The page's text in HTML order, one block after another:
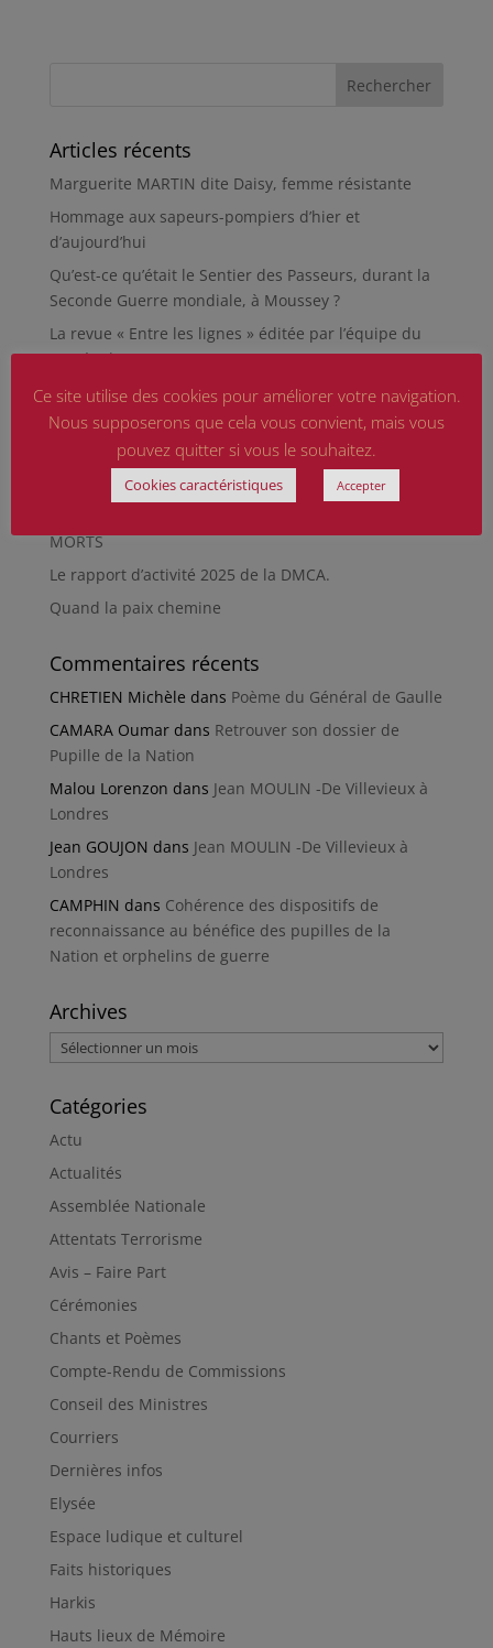
Articles récents
Marguerite MARTIN dite Daisy, femme résistante
Hommage aux sapeurs-pompiers d’hier et
d’aujourd’hui
Qu’est-ce qu’était le Sentier des Passeurs, durant la
Seconde Guerre mondiale, à Moussey ?
La revue « Entre les lignes » éditée par l’équipe du
musée de Besançon
HIROSHIMA
En silence et en peine
Futur Mur des noms des victimes de la Seconde
Guerre mondiale
MORTS
Le rapport d’activité 2025 de la DMCA.
Quand la paix chemine
Commentaires récents
CHRETIEN Michèle dans Poème du Général de Gaulle
CAMARA Oumardans Retrouver son dossier de
Pupille de la Nation
Malou Lorenzon dans Jean MOULIN -De Villevieux à
Londres
Jean GOUJON dans Jean MOULIN -De Villevieux à
Londres
CAMPHIN dans Cohérence des dispositifs de
reconnaissance au bénéfice des pupilles de la
Nation et orphelins de guerre
Archives
Archives
Catégories
Actu
Actualités
Assemblée Nationale
Attentats Terrorisme
Avis – Faire Part
Cérémonies
Chants et Poèmes
Compte-Rendu de Commissions
Conseil des Ministres
Courriers
Dernières infos
Elysée
Espace ludique et culturel
Faits historiques
Harkis
Hauts lieux de Mémoire
Ce site utilise des cookies pour améliorer votre navigation.
Nous supposerons que cela vous convient, mais vous
pouvez quitter si vous le souhaitez.
Cookies caractéristiques Accepter